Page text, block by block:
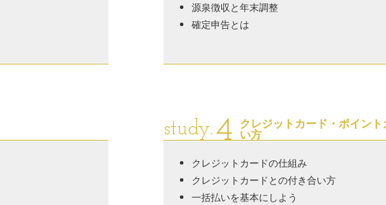
源泉徴収と年末調整
確定申告とは
study.4 クレジットカード・ポイン
い方
クレジットカードの仕組み
クレジットカードとの付き合い方
一括払いを基本にしよう